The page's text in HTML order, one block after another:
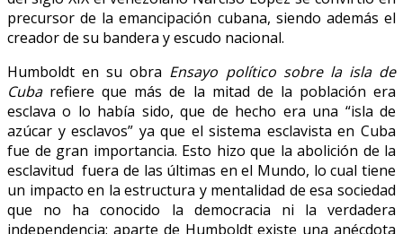
precursor de la emancipación cubana, siendo además el
creador de su bandera y escudo nacional.
Humboldt en su obra Ensayo político sobre la isla de
Cuba refiere que más de la mitad de la población era
esclava o lo había sido, que de hecho era una “isla de
azúcar y esclavos” ya que el sistema esclavista en Cuba
fue de gran importancia. Esto hizo que la abolición de la
esclavitud fuera de las últimas en el Mundo, lo cual tiene
un impacto en la estructura y mentalidad de esa sociedad
que no ha conocido la democracia ni la verdadera
independencia; aparte de Humboldt existe una anécdota